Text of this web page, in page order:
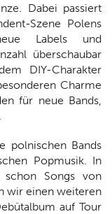
Dabei passiert
Szene Polens
Labels und
überschaubar
DIY-Charakter
Charme
für neue Bands,
polnischen Bands
Popmusik. In
Songs von
wir einen weiteren
auf Tour